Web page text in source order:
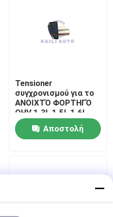
Tensioner
συγχρονισμού για το
ΑΝΟΙΧΤΌ ΦΟΡΤΗΓΌ
OHV 1.3L 1.5L 1.6L
13070-10600 της
NISSAN ΟΜΗΡΟΣ
Αποστολή